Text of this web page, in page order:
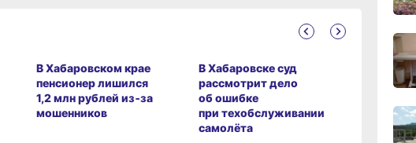
В Хабаровском крае
пенсионер лишился
1,2 млн рублей из‑за
мошенников
В Хабаровске суд
рассмотрит дело
об ошибке
при техобслуживании
самолёта
В
за
16:17,